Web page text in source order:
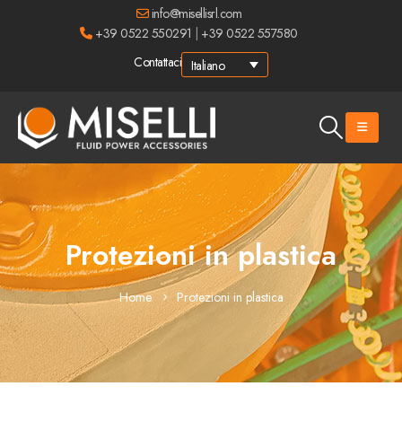
info@misellisrl.com
+39 0522 550291
+39 0522 557580
Contattaci Italiano
Protezioni in plastica
Home Protezioni in plastica